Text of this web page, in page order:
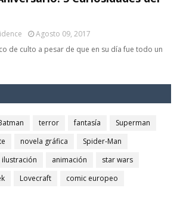
Agosto 09, 2017
de culto a pesar de que en su día fue todo un
terror fantasía
Superman
novela gráfica
Spider-Man
ilustración animación
star wars
Lovecraft comic europeo